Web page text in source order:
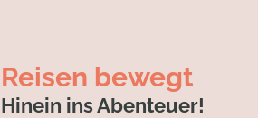
Reisen bewegt
Hinein ins Abenteuer!